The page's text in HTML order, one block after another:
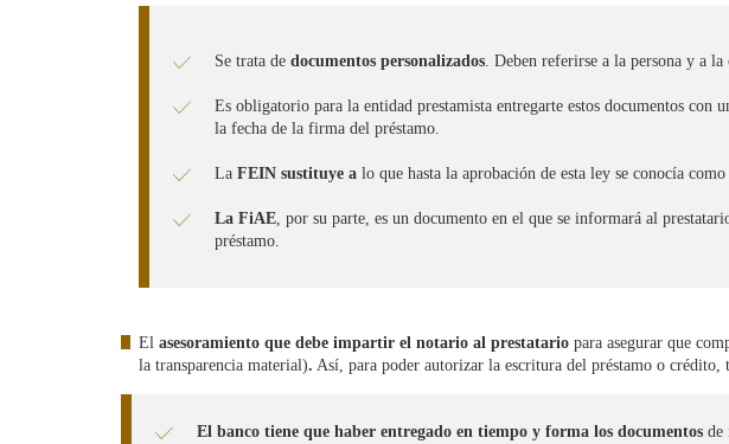
Se trata de documentos personalizados. Deben referirse a la persona y a la
Es obligatorio para la entidad prestamista entregarte estos documentos con
la fecha de la firma del préstamo.
La FEIN sustituye a lo que hasta la aprobación de esta ley se conocía como
La FiAE, por su parte, es un documento en el que se informará al
préstamo.
El asesoramiento que debe impartir el notario al prestatario para asegurar que
la transparencia material). Así, para poder autorizar la escritura del préstamo o crédito,
El banco tiene que haber entregado en tiempo y forma los documentos de